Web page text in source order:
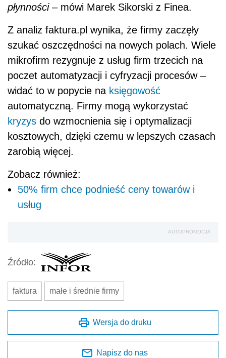
płynności – mówi Marek Sikorski z Finea.
Z analiz faktura.pl wynika, że firmy zaczęły
szukać oszczędności na nowych polach. Wiele
mikrofirm rezygnuje z usług firm trzecich na
poczet automatyzacji i cyfryzacji procesów –
widać to w popycie na księgowość
automatyczną. Firmy mogą wykorzystać
kryzys do wzmocnienia się i optymalizacji
kosztowych, dzięki czemu w lepszych czasach
zarobią więcej.
Zobacz również:
50% firm chce podnieść ceny towarów i
usług
AUTOPROMOCJA
Źródło:
faktura małe i średnie firmy
Wersja do druku
Napisz do nas